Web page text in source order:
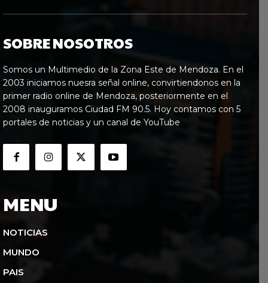
SOBRE NOSOTROS
Somos un Multimedio de la Zona Este de Mendoza. En el
2003 iniciamos nuesra señal online, convirtiendonos en la
primer radio online de Mendoza, posteriormente en el
2008 inauguramos Ciudad FM 90.5. Hoy contamos con 5
portales de noticias y un canal de YouTube
MENU
NOTICIAS
MUNDO
PAIS